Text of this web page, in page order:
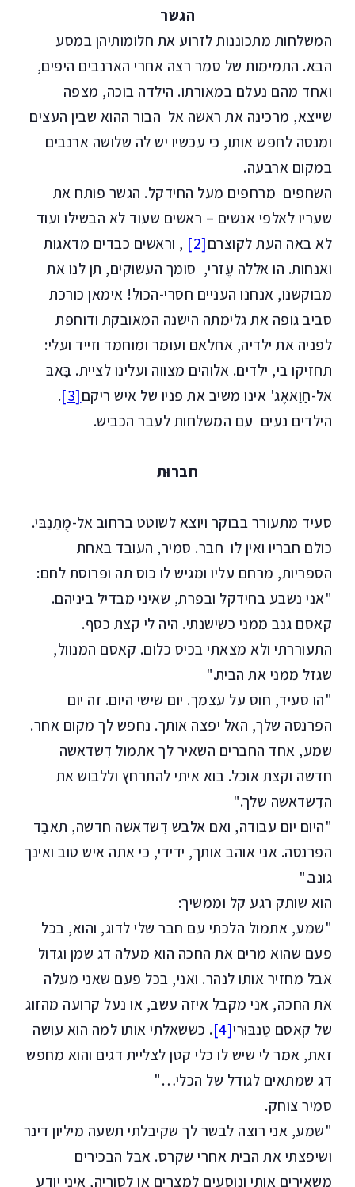
הגשר
המשלחות מתכוננות לזרוע את חלומותיהן במסע
הבא. התמימות של סמר רצה אחרי הארנבים היפים,
ואחד מהם נעלם במאורתו. הילדה בוכה, מצפה
שייצא, מרכינה את ראשה אל הבור ההוא שבין העצים
ומנסה לחפש אותו, כי עכשיו יש לה שלושה ארנבים
במקום ארבעה.
השחפים מרחפים מעל החידקל. הגשר פותח את
שעריו לאלפי אנשים – ראשים שעוד לא הבשילו ועוד
לא באה העת לקוצרם[2]
, וראשים כבדים מדאגות
ואנחות. הו אללה עֶזרי, סומך העשוקים, תן לנו את
מבוקשנו, אנחנו העניים חסרי-הכול! אימאן כורכת
סביב גופה את גלימתה הישנה המאובקת ודוחפת
לפניה את ילדיה, אחלאם ועומר ומוחמד וזייד ועלי:
תחזיקו בי, ילדים. אלוהים מצווה ועלינו לציית. בַּאבּ
אל-חַוַאאֶג' אינו משיב את פניו של איש ריקם[3]
.
הילדים נעים עם המשלחות לעבר הכביש.
חברוּת
סעיד מתעורר בבוקר ויוצא לשוטט ברחוב אל-מֻתַנַבּי.
כולם חבריו ואין לו חבר. סמיר, העובד באחת
הספריות, מרחם עליו ומגיש לו כוס תה ופרוסת לחם:
"אני נשבע בחידקל ובפרת, שאיני מבדיל ביניהם.
קאסם גנב ממני כשישנתי. היה לי קצת כסף.
התעוררתי ולא מצאתי בכיס כלום. קאסם המנוול,
שגזל ממני את הבית."
"הו סעיד, חוס על עצמך. יום שישי היום. זה יום
הפרנסה שלך, האל יפצה אותך. נחפש לך מקום אחר.
שמע, אחד החברים השאיר לך אתמול דִשדאשה
חדשה וקצת אוכל. בוא איתי להתרחץ וללבוש את
הדִשדאשה שלך."
"היום יום עבודה, ואם אלבש דִשדאשה חדשה, תאבַד
הפרנסה. אני אוהב אותך, ידידי, כי אתה איש טוב ואינך
גונב."
הוא שותק רגע קל וממשיך:
"שמע, אתמול הלכתי עם חבר שלי לדוג, והוא, בכל
פעם שהוא מרים את החכה הוא מעלה דג שמן וגדול
אבל מחזיר אותו לנהר. ואני, בכל פעם שאני מעלה
את החכה, אני מקבל איזה עשב, או נעל קרועה מהזוג
של קאסם טַנבּוּרי[4]
. כששאלתי אותו למה הוא עושה
זאת, אמר לי שיש לו כלי קטן לצליית דגים והוא מחפש
דג שמתאים לגודל של הכלי…"
סמיר צוחק.
"שמע, אני רוצה לבשר לך שקיבלתי תשעה מיליון דינר
ושיפצתי את הבית אחרי שקרס. אבל הבכירים
משאירים אותי ונוסעים למצרים או לסוריה, איני יודע